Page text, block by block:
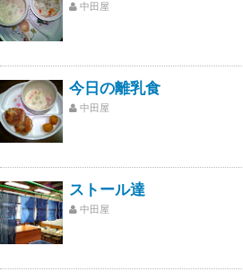
中田屋
今日の離乳食
中田屋
ストール達
中田屋